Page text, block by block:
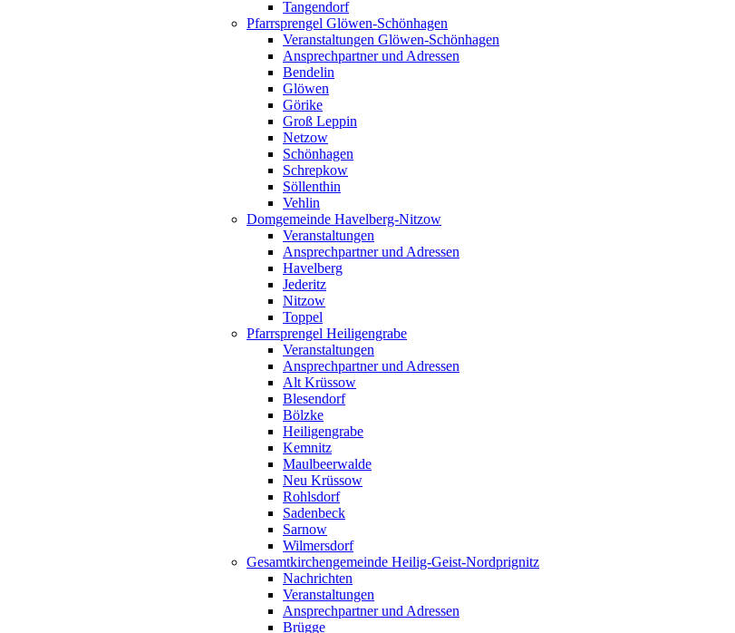
Tangendorf
Pfarrsprengel Glöwen-Schönhagen
Veranstaltungen Glöwen-Schönhagen
Ansprechpartner und Adressen
Bendelin
Glöwen
Görike
Groß Leppin
Netzow
Schönhagen
Schrepkow
Söllenthin
Vehlin
Domgemeinde Havelberg-Nitzow
Veranstaltungen
Ansprechpartner und Adressen
Havelberg
Jederitz
Nitzow
Toppel
Pfarrsprengel Heiligengrabe
Veranstaltungen
Ansprechpartner und Adressen
Alt Krüssow
Blesendorf
Bölzke
Heiligengrabe
Kemnitz
Maulbeerwalde
Neu Krüssow
Rohlsdorf
Sadenbeck
Sarnow
Wilmersdorf
Gesamtkirchengemeinde Heilig-Geist-Nordprignitz
Nachrichten
Veranstaltungen
Ansprechpartner und Adressen
Brügge